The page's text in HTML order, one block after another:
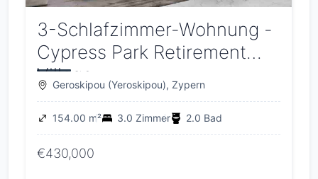
3-Schlafzimmer-Wohnung -
Cypress Park Retirement
Village
Geroskipou (Yeroskipou), Zypern
154.00 m² 3.0 Zimmer 2.0 Bad
€430,000